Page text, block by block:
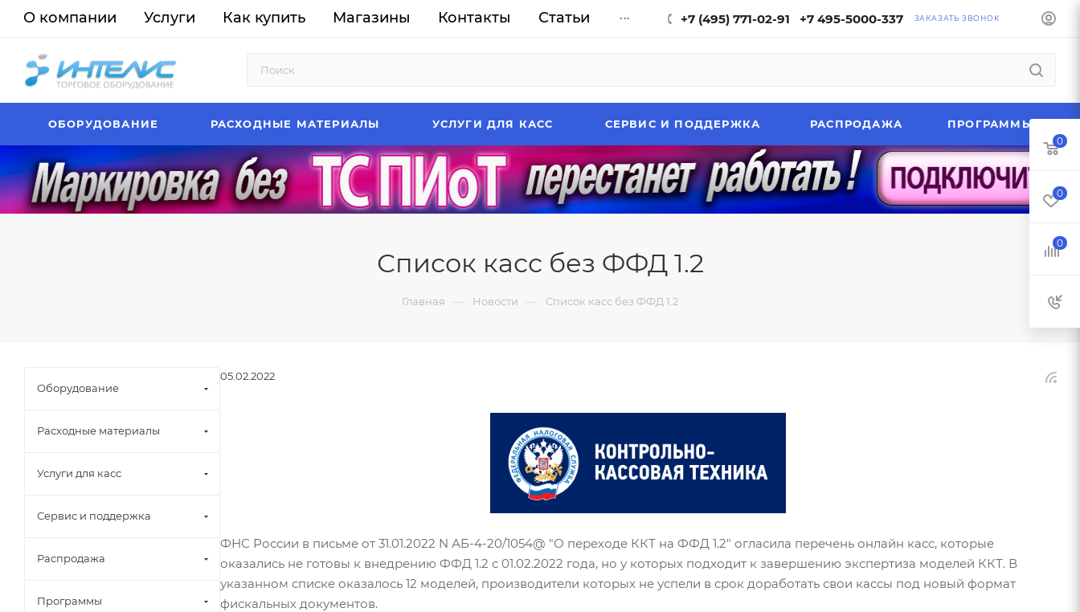
О компании Услуги Как купить Магазины Контакты Статьи ... +7 (495) 771-02-91 +7 495-5000-337 ЗАКАЗАТЬ ЗВОНОК
ОБОРУДОВАНИЕ РАСХОДНЫЕ МАТЕРИАЛЫ УСЛУГИ ДЛЯ КАСС СЕРВИС И ПОДДЕРЖКА РАСПРОДАЖА ПРОГРАММЫ
Список касс без ФФД 1.2
Главная — Новости — Список касс без ФФД 1.2
05.02.2022
ФНС России в письме от 31.01.2022 N АБ-4-20/1054@ "О переходе ККТ на ФФД 1.2" огласила перечень онлайн касс, которые
оказались не готовы к внедрению ФФД 1.2 с 01.02.2022 года, но у которых подходит к завершению экспертиза моделей ККТ. В
указанном списке оказалось 12 моделей, производители которых не успели в срок доработать свои кассы под новый формат
фискальных документов.
Оборудование
Расходные материалы
Услуги для касс
Сервис и поддержка
Распродажа
Программы
0
0
0